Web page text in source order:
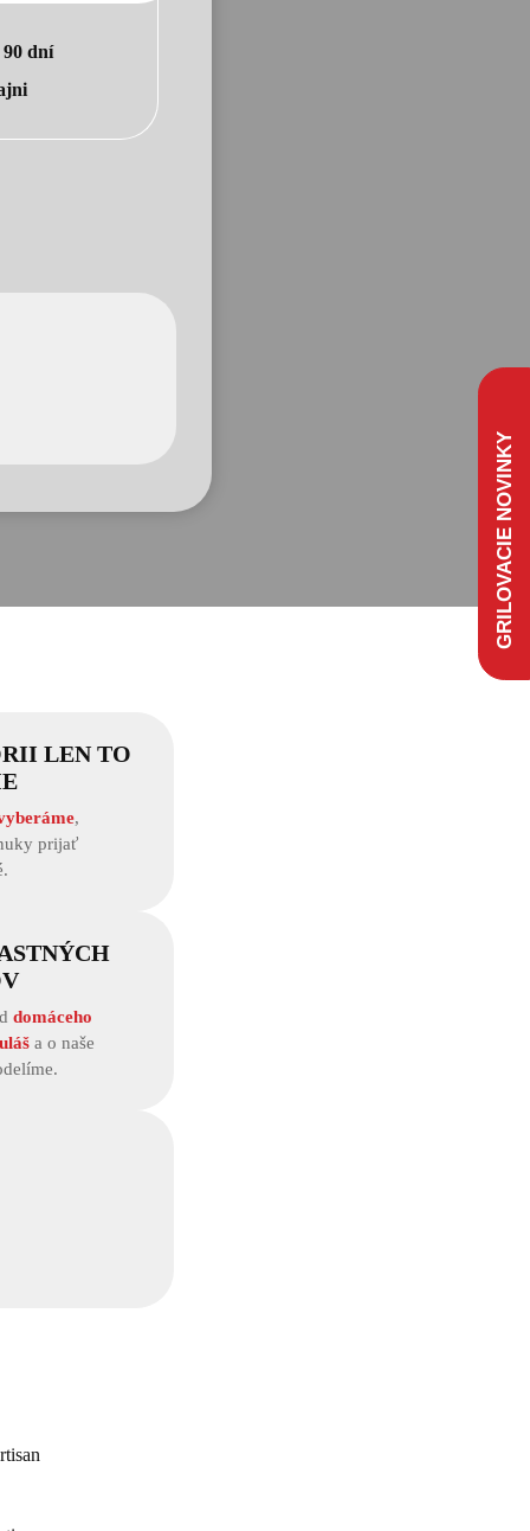
GRILOVACIE NOVINKY
90 dní
LEN TO
,
prijať
domáceho
a o naše